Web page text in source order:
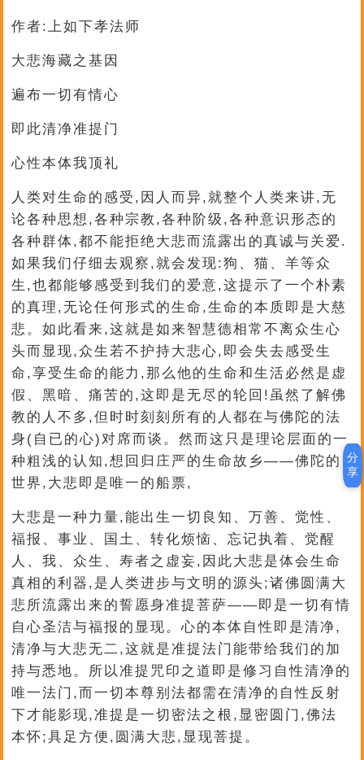
作者:上如下孝法师
大悲海藏之基因
遍布一切有情心
即此清净准提门
心性本体我顶礼
人类对生命的感受,因人而异,就整个人类来讲,无
论各种思想,各种宗教,各种阶级,各种意识形态的
各种群体,都不能拒绝大悲而流露出的真诚与关爱.
如果我们仔细去观察,就会发现:狗、猫、羊等众
生,也都能够感受到我们的爱意,这提示了一个朴素
的真理,无论任何形式的生命,生命的本质即是大慈
悲。如此看来,这就是如来智慧德相常不离众生心
头而显现,众生若不护持大悲心,即会失去感受生
命,享受生命的能力,那么他的生命和生活必然是虚
假、黑暗、痛苦的,这即是无尽的轮回!虽然了解佛
教的人不多,但时时刻刻所有的人都在与佛陀的法
身(自已的心)对席而谈。然而这只是理论层面的一
种粗浅的认知,想回归庄严的生命故乡——佛陀的
世界,大悲即是唯一的船票,
大悲是一种力量,能出生一切良知、万善、觉性、
福报、事业、国土、转化烦恼、忘记执着、觉醒
人、我、众生、寿者之虚妄,因此大悲是体会生命
真相的利器,是人类进步与文明的源头;诸佛圆满大
悲所流露出来的誓愿身准提菩萨——即是一切有情
自心圣洁与福报的显现。心的本体自性即是清净,
清净与大悲无二,这就是准提法门能带给我们的加
持与悉地。所以准提咒印之道即是修习自性清净的
唯一法门,而一切本尊别法都需在清净的自性反射
下才能影现,准提是一切密法之根,显密圆门,佛法
本怀;具足方便,圆满大悲,显现菩提。
分
享